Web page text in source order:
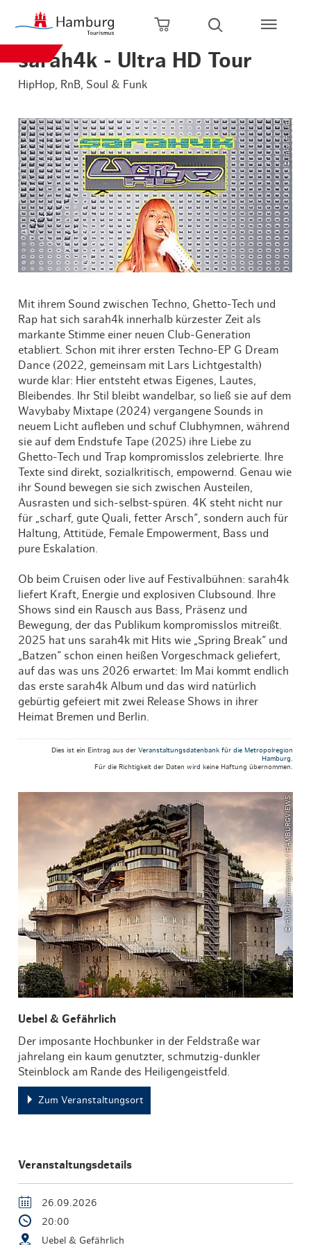
Zum Hauptinhalt springen
Zur Hauptnavigation springen
Zur Volltextsuche springen
Zum Footer springen
Warenkorb öffnen
Suche öffnen
sarah4k - Ultra HD Tour
HipHop, RnB, Soul & Funk
© links im Bild
Mit ihrem Sound zwischen Techno, Ghetto-Tech und
Rap hat sich sarah4k innerhalb kürzester Zeit als
markante Stimme einer neuen Club-Generation
etabliert. Schon mit ihrer ersten Techno-EP G Dream
Dance (2022, gemeinsam mit Lars Lichtgestalth)
wurde klar: Hier entsteht etwas Eigenes, Lautes,
Bleibendes. Ihr Stil bleibt wandelbar, so ließ sie auf dem
Wavybaby Mixtape (2024) vergangene Sounds in
neuem Licht aufleben und schuf Clubhymnen, während
sie auf dem Endstufe Tape (2025) ihre Liebe zu
Ghetto-Tech und Trap kompromisslos zelebrierte. Ihre
Texte sind direkt, sozialkritisch, empowernd. Genau wie
ihr Sound bewegen sie sich zwischen Austeilen,
Ausrasten und sich-selbst-spüren. 4K steht nicht nur
für „scharf, gute Quali, fetter Arsch“, sondern auch für
Haltung, Attitüde, Female Empowerment, Bass und
pure Eskalation.
Ob beim Cruisen oder live auf Festivalbühnen: sarah4k
liefert Kraft, Energie und explosiven Clubsound. Ihre
Shows sind ein Rausch aus Bass, Präsenz und
Bewegung, der das Publikum kompromisslos mitreißt.
2025 hat uns sarah4k mit Hits wie „Spring Break“ und
„Batzen“ schon einen heißen Vorgeschmack geliefert,
auf das was uns 2026 erwartet: Im Mai kommt endlich
das erste sarah4k Album und das wird natürlich
gebürtig gefeiert mit zwei Release Shows in ihrer
Heimat Bremen und Berlin.
Dies ist ein Eintrag aus der Veranstaltungsdatenbank für die Metropolregion
Hamburg.
Für die Richtigkeit der Daten wird keine Haftung übernommen.
© HMG/hamburgviews / HAMBURGVIEWS
Uebel & Gefährlich
Der imposante Hochbunker in der Feldstraße war
jahrelang ein kaum genutzter, schmutzig-dunkler
Steinblock am Rande des Heiligengeistfeld.
Zum Veranstaltungsort
Veranstaltungsdetails
26.09.2026
20:00
Uebel & Gefährlich